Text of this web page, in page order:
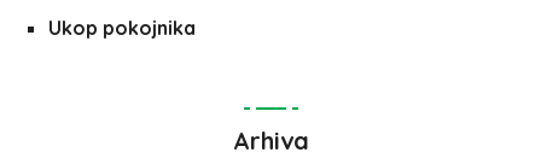
Ukop pokojnika
Arhiva